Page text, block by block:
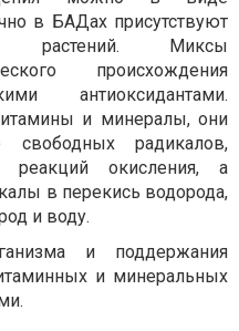
в БАДах присутствуют
растений. Миксы
происхождения
антиоксидантами.
и минералы, они
свободных радикалов,
реакций окисления, а
в перекись водорода,
и воду.
и поддержания
и минеральных